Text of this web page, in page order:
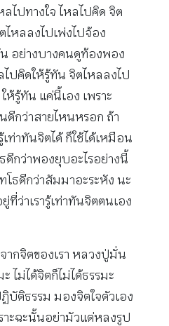
ไปทางใจ ไหลไปคิด จิต
หลลงไปเพ่งไปจ้อง
อย่างบางคนดูท้องพอง
ปคิดให้รู้ทัน จิตไหลลงไป
รู้ทัน แค่นี้เอง เพราะ
กว่าสายไหนหรอก ถ้า
ท่าทันจิตได้ ก็ใช้ได้เหมือน
ดีกว่าพองยุบอะไรอย่างนี้
โธดีกว่าสัมมาอะระหัง นะ
ที่ว่าเรารู้เท่าทันจิตตนเอง
ากจิตของเรา หลวงปู่มั่น
ไม่ได้จิตก็ไม่ได้ธรรมะ
บัติธรรม มองจิตใจตัวเอง
าะฉะนั้นอย่ามัวแต่หลงรูป